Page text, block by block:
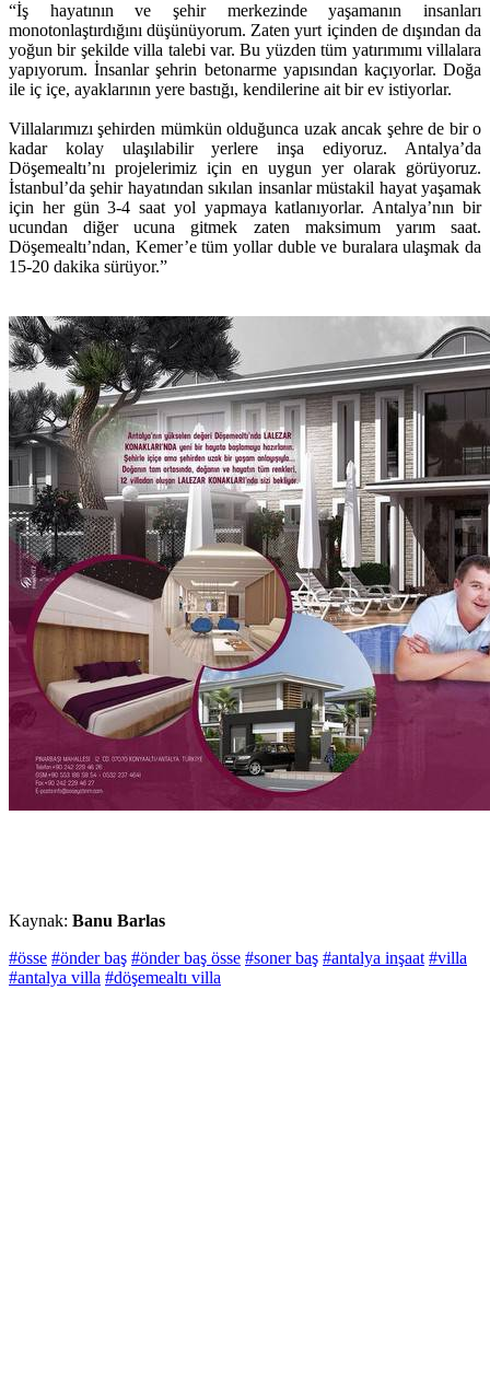
“İş hayatının ve şehir merkezinde yaşamanın insanları
monotonlaştırdığını düşünüyorum. Zaten yurt içinden de dışından da
yoğun bir şekilde villa talebi var. Bu yüzden tüm yatırımımı villalara
yapıyorum. İnsanlar şehrin betonarme yapısından kaçıyorlar. Doğa
ile iç içe, ayaklarının yere bastığı, kendilerine ait bir ev istiyorlar.
Villalarımızı şehirden mümkün olduğunca uzak ancak şehre de bir o
kadar kolay ulaşılabilir yerlere inşa ediyoruz. Antalya’da
Döşemealtı’nı projelerimiz için en uygun yer olarak görüyoruz.
İstanbul’da şehir hayatından sıkılan insanlar müstakil hayat yaşamak
için her gün 3-4 saat yol yapmaya katlanıyorlar. Antalya’nın bir
ucundan diğer ucuna gitmek zaten maksimum yarım saat.
Döşemealtı’ndan, Kemer’e tüm yollar duble ve buralara ulaşmak da
15-20 dakika sürüyor.”
Kaynak: Banu Barlas
#össe #önder baş #önder baş össe #soner baş #antalya inşaat #villa
#antalya villa #döşemealtı villa